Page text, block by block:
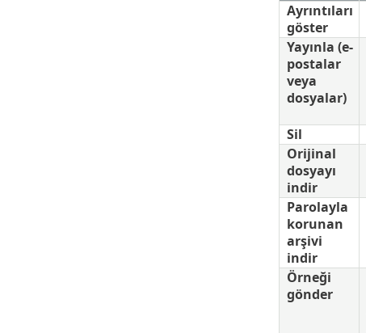
Ayrıntıları
göster
Yayınla (e-
postalar
veya
dosyalar)
Sil
Orijinal
dosyayı
indir
Parolayla
korunan
arşivi
indir
Örneği
gönder